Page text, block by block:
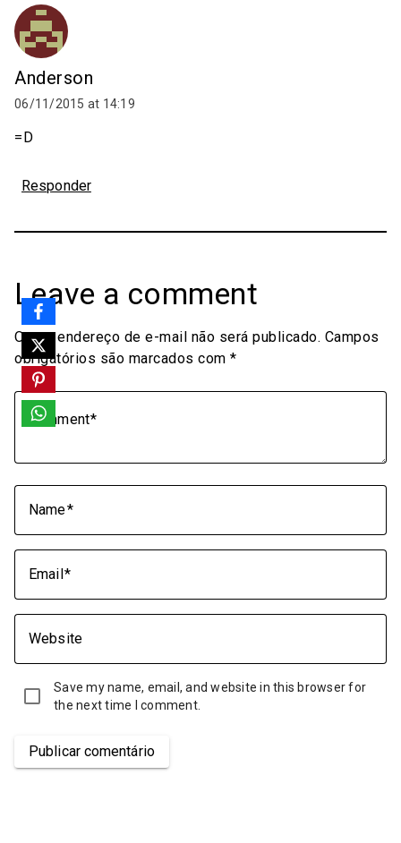
Anderson
06/11/2015 at 14:19
=D
Responder
Leave a comment
O seu endereço de e-mail não será publicado. Campos
obrigatórios são marcados com *
Comment
Name
Email
Website
Save my name, email, and website in this browser for
the next time I comment.
Publicar comentário